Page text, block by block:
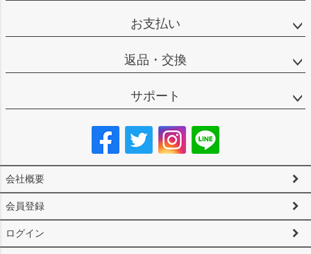
お支払い
返品・交換
サポート
会社概要
会員登録
ログイン